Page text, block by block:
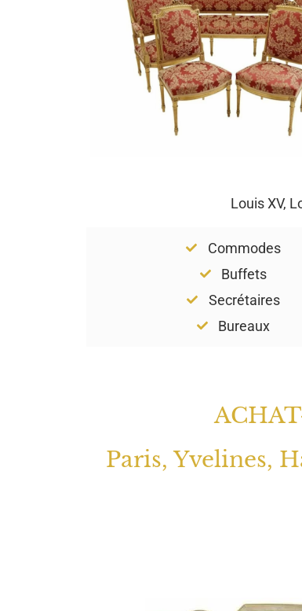
Louis XV,
Commodes
Buffets
Secrétaires
Bureaux
Paris, Yvelines,